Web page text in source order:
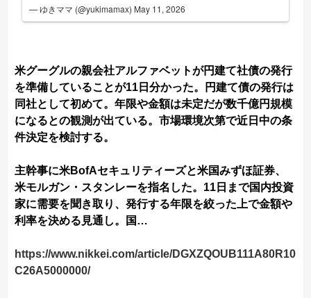
— ゆきママ (@yukimamax) May 11, 2026
米グーグルの親会社アルファベットが円建て社債の発行
を準備していることが11日分かった。円建て債の発行は
同社として初めて。年限や金額は未定だが数千億円規模
になるとの観測が出ている。市場環境次第で近日中の条
件決定を検討する。
主幹事に米BofAセキュリティーズと米国みずほ証券、
米モルガン・スタンレーを指名した。11日まで国内投資
家に需要を聞き取り、発行する年限を絞った上で金額や
利率を決める見通し。国…
https://www.nikkei.com/article/DGXZQOUB111A80R10
C26A5000000/